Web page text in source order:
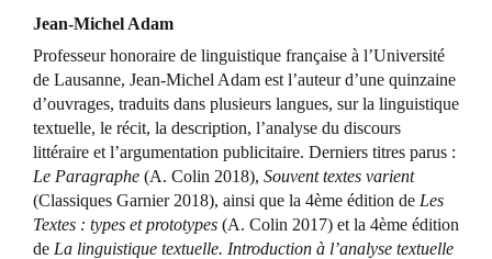
Jean-Michel Adam
Professeur honoraire de linguistique française à l’Université
de Lausanne, Jean-Michel Adam est l’auteur d’une quinzaine
d’ouvrages, traduits dans plusieurs langues, sur la linguistique
textuelle, le récit, la description, l’analyse du discours
littéraire et l’argumentation publicitaire. Derniers titres parus :
Le Paragraphe (A. Colin 2018), Souvent textes varient
(Classiques Garnier 2018), ainsi que la 4ème édition de Les
Textes : types et prototypes (A. Colin 2017) et la 4ème édition
de La linguistique textuelle. Introduction à l’analyse textuelle